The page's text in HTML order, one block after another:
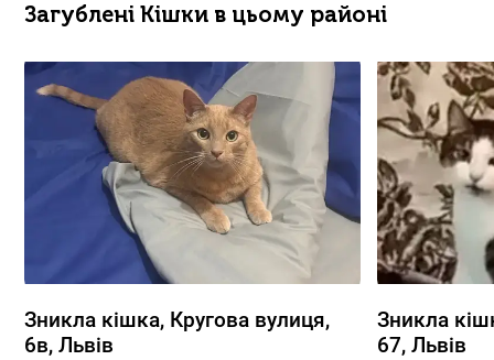
Загублені Кішки в цьому районі
Зникла кішка, Кругова вулиця,
6в, Львів
Зникла
67, Львів